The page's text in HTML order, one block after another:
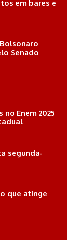
em bares e
Senado
Enem 2025
segunda-
que atinge